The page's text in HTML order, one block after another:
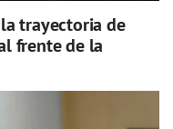
trayectoria de
frente de la